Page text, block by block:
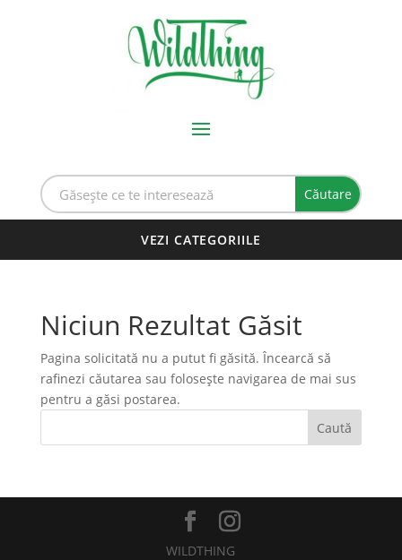
Niciun Rezultat Găsit
Pagina solicitată nu a putut fi găsită. Încearcă să
rafinezi căutarea sau folosește navigarea de mai sus
pentru a găsi postarea.
Caută
WILDTHING